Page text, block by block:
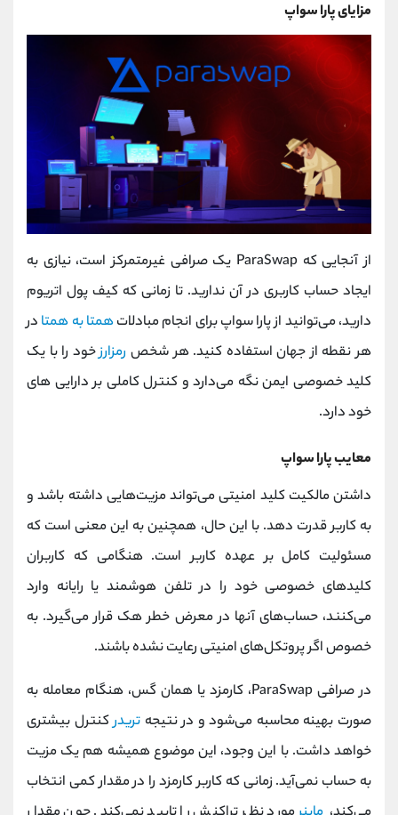
مزایای پارا سواپ
از آنجایی که ParaSwap یک صرافی غیرمتمرکز است، نیازی به
ایجاد حساب کاربری در آن ندارید. تا زمانی که کیف پول اتریوم
دارید، می‌توانید از پارا سواپ برای انجام مبادلاتهمتا به همتا در
هر نقطه از جهان استفاده کنید. هر شخص رمزارزخود را با یک
کلید خصوصی ایمن نگه می‌دارد و کنترل کاملی بر دارایی‌ های
خود دارد.
معایب پارا سواپ
داشتن مالکیت کلید امنیتی می‌تواند مزیت‌هایی داشته باشد و
به کاربر قدرت دهد. با این حال، همچنین به این معنی است که
مسئولیت کامل بر عهده کاربر است. هنگامی که کاربران
کلیدهای خصوصی خود را در تلفن هوشمند یا رایانه وارد
می‌کنند، حساب‌های آنها در معرض خطر هک قرار می‌گیرد. به
خصوص اگر پروتکل‌های امنیتی رعایت نشده باشند.
در صرافی ParaSwap، کارمزد یا همان گس، هنگام معامله به
صورت بهینه محاسبه می‌شود و در نتیجه تریدرکنترل بیشتری
خواهد داشت. با این وجود، این موضوع همیشه هم یک مزیت
به حساب نمی‌آید. زمانی که کاربر کارمزد را در مقدار کمی انتخاب